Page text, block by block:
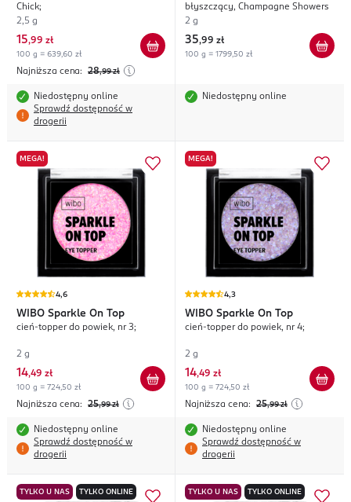
Chick;
2,5 g
15,99 zł
100 g = 639,60 zł
Najniższa cena: 28,99 zł
Niedostępny online
Sprawdź dostępność w
drogerii
błyszczący, Champagne Showers
2 g
35,99 zł
100 g = 1799,50 zł
Niedostępny online
MEGA!
4,6
WIBO Sparkle On Top
cień-topper do powiek, nr 3;
2 g
14,49 zł
100 g = 724,50 zł
Najniższa cena: 25,99 zł
Niedostępny online
Sprawdź dostępność w
drogerii
MEGA!
4,3
WIBO Sparkle On Top
cień-topper do powiek, nr 4;
2 g
14,49 zł
100 g = 724,50 zł
Najniższa cena: 25,99 zł
Niedostępny online
Sprawdź dostępność w
drogerii
TYLKO U NAS TYLKO ONLINE TYLKO U NAS TYLKO ONLINE